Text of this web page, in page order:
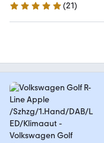
4.8 Sterne
(21)